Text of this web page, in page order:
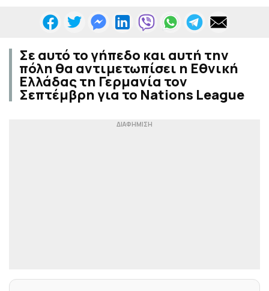
Σε αυτό το γήπεδο και αυτή την
πόλη θα αντιμετωπίσει η Εθνική
Ελλάδας τη Γερμανία τον
Σεπτέμβρη για το Nations League